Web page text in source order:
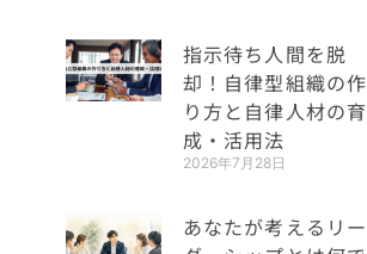
指示待ち人間を脱
却！自律型組織の作
り方と自律人材の育
成・活用法
2026年7月28日
あなたが考えるリー